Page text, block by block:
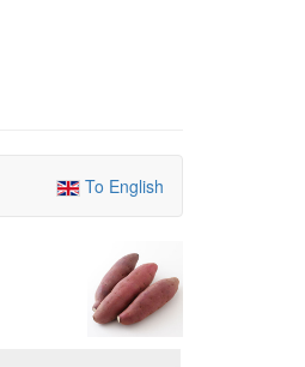
To English